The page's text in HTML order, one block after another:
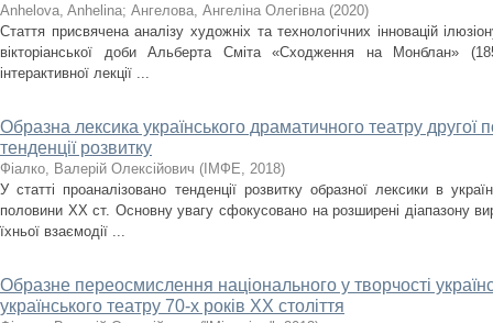
Anhelova, Anhelina; Ангелова, Ангеліна Олегівна (2020)
Стаття присвячена аналізу художніх та технологічних інновацій
вікторіанської доби Альберта Сміта «Сходження на Монблан»
інтерактивної лекції ...
Образна лексика українського драматичного театру другої
тенденції розвитку
Фіалко, Валерій Олексійович ( ІМФЕ, 2018)
У статті проаналізовано тенденції розвитку образної лексики в
половини ХХ ст. Основну увагу сфокусовано на розширені діапазону
їхньої взаємодії ...
Образне переосмислення національного у творчості
українського театру 70-х років ХХ століття